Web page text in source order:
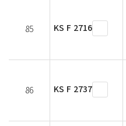
85 KS F 2716
86 KS F 2737